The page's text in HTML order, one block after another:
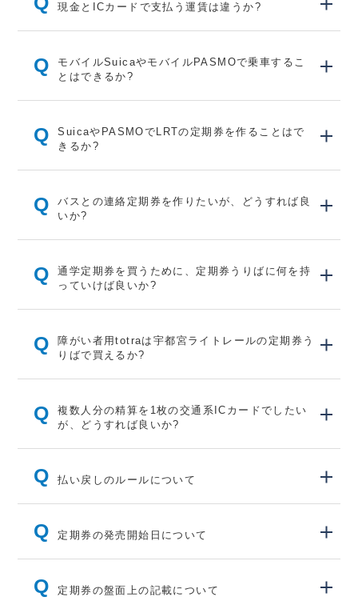
現金とICカードで支払う運賃は違うか?
Q
モバイルSuicaやモバイルPASMOで乗車するこ
とはできるか?
Q
SuicaやPASMOでLRTの定期券を作ることはで
きるか?
Q
バスとの連絡定期券を作りたいが、どうすれば良
いか?
Q
通学定期券を買うために、定期券うりばに何を持
っていけば良いか?
Q
障がい者用totraは宇都宮ライトレールの定期券う
りばで買えるか?
Q
複数人分の精算を1枚の交通系ICカードでしたい
が、どうすれば良いか?
Q 払い戻しのルールについて
Q 定期券の発売開始日について
Q 定期券の盤面上の記載について